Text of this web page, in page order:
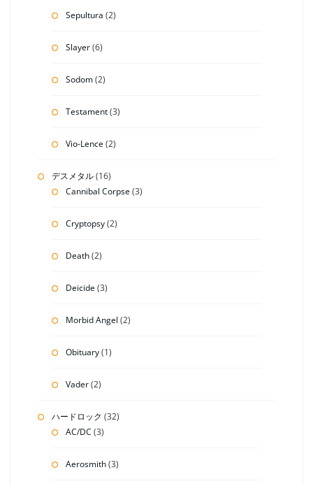
Sepultura (2)
Slayer(6)
Sodom(2)
Testament(3)
Vio-Lence(2)
デスメタル(16)
Cannibal Corpse(3)
Cryptopsy(2)
Death(2)
Deicide(3)
Morbid Angel (2)
Obituary(1)
Vader(2)
ハードロック (32)
AC/DC (3)
Aerosmith(3)